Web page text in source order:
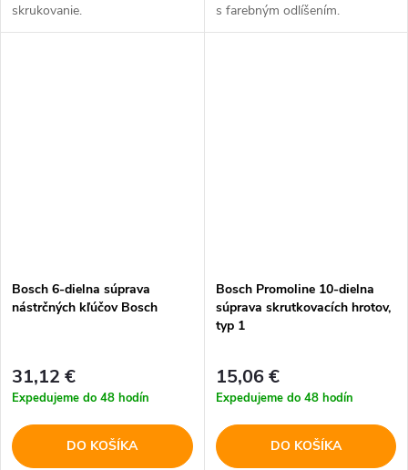
skrukovanie.
s farebným odlíšením.
Bosch 6-dielna súprava
nástrčných kľúčov Bosch
31,12 €
Expedujeme do 48 hodín
DO KOŠÍKA
Bosch Promoline 10-dielna
súprava skrutkovacích hrotov,
typ 1
15,06 €
Expedujeme do 48 hodín
DO KOŠÍKA